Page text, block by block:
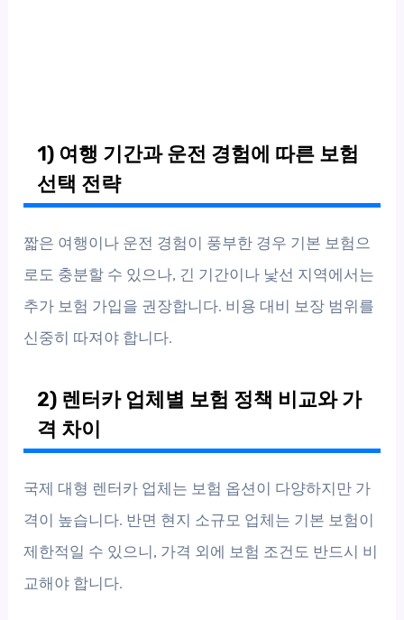
1) 여행 기간과 운전 경험에 따른 보험
선택 전략
짧은 여행이나 운전 경험이 풍부한 경우 기본 보험으
로도 충분할 수 있으나, 긴 기간이나 낯선 지역에서는
추가 보험 가입을 권장합니다. 비용 대비 보장 범위를
신중히 따져야 합니다.
2) 렌터카 업체별 보험 정책 비교와 가
격 차이
국제 대형 렌터카 업체는 보험 옵션이 다양하지만 가
격이 높습니다. 반면 현지 소규모 업체는 기본 보험이
제한적일 수 있으니, 가격 외에 보험 조건도 반드시 비
교해야 합니다.